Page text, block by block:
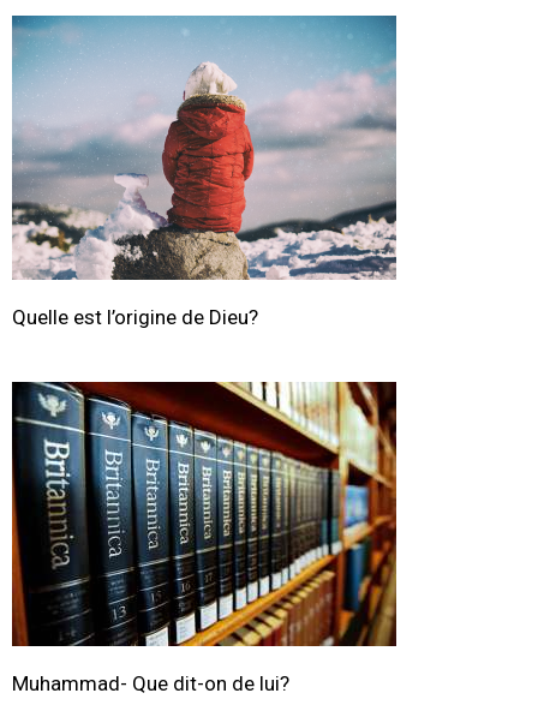
Quelle est l’origine de Dieu?
Muhammad- Que dit-on de lui?